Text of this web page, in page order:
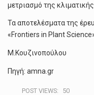
μετριασμό της
Τα αποτελέσματα της
«Frontiers in Plant
Μ.Κουζινοπούλου
Πηγή: amna.gr
POST VIEWS: 50